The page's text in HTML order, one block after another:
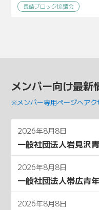
長崎ブロック協議会
メンバー向け最新
※メンバー専用ページへアク
2026年8月8日
一般社団法人岩見沢
2026年8月8日
一般社団法人帯広青
2026年8月8日